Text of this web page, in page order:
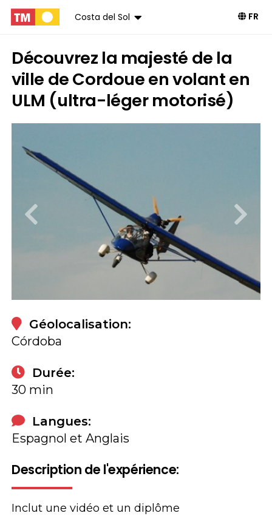
Costa del Sol FR
Découvrez la majesté de la
ville de Cordoue en volant en
ULM (ultra-léger motorisé)
Livre
Géolocalisation:
Córdoba
Durée:
30 min
Langues:
Espagnol et Anglais
Description de l'expérience:
Inclut une vidéo et un diplôme